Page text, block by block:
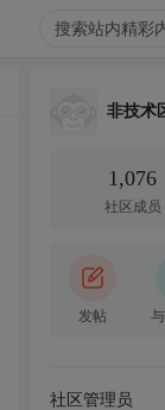
非技术
1,076
社区成员
发帖
社区管理员